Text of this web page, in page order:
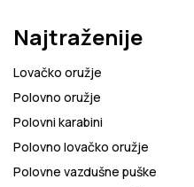
Najtraženije
Lovačko oružje
Polovno oružje
Polovni karabini
Polovno lovačko oružje
Polovne vazdušne puške